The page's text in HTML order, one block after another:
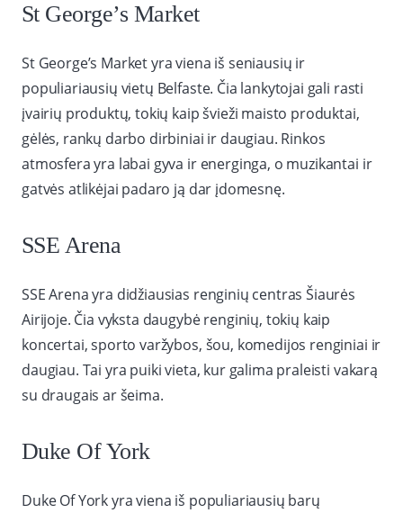
St George’s Market
St George’s Market yra viena iš seniausių ir
populiariausių vietų Belfaste. Čia lankytojai gali rasti
įvairių produktų, tokių kaip švieži maisto produktai,
gėlės, rankų darbo dirbiniai ir daugiau. Rinkos
atmosfera yra labai gyva ir energinga, o muzikantai ir
gatvės atlikėjai padaro ją dar įdomesnę.
SSE Arena
SSE Arena yra didžiausias renginių centras Šiaurės
Airijoje. Čia vyksta daugybė renginių, tokių kaip
koncertai, sporto varžybos, šou, komedijos renginiai ir
daugiau. Tai yra puiki vieta, kur galima praleisti vakarą
su draugais ar šeima.
Duke Of York
Duke Of York yra viena iš populiariausių barų